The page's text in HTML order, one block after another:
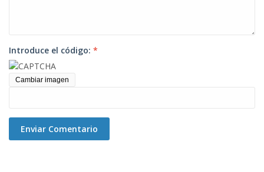
Introduce el código: *
Cambiar imagen
Enviar Comentario